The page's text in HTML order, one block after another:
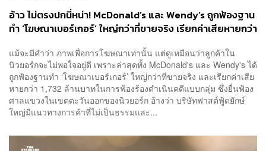
อ้าว ไม่ตรงปกนี่หน่า! McDonald’s และ Wendy’s ถูกฟ้องฐาน
ทำ ‘โฆษณาเบอร์เกอร์’ ใหญ่กว่าที่ขายจริง เรียกค่าเสียหายกว่า
แม้จะมีคำว่า ภาพเพื่อการโฆษณาเท่านั้น แต่ดูเหมือนว่าลูกค้าใน
นิวยอร์กจะไม่พอใจอยู่ดี เพราะล่าสุดทั้ง McDonald's และ Wendy's ได้
ถูกฟ้องฐานทำ ‘โฆษณาเบอร์เกอร์’ ใหญ่กว่าที่ขายจริง และเรียกค่าเสีย
หายกว่า 1,732 ล้านบาทในการฟ้องร้องดำเนินคดีแบบกลุ่ม ซึ่งยื่นฟ้อง
ศาลแขวงในเขตตะวันออกของนิวยอร์ก อ้างว่า บริษัทฟาสต์ฟู้ดยักษ์
ใหญ่มีแนวทางการค้าที่ไม่เป็นธรรมและ...